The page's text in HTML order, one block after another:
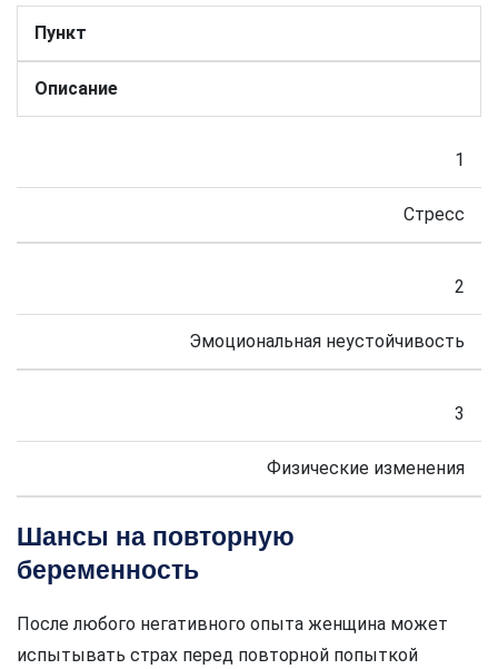
Пункт
Описание
1
Стресс
2
Эмоциональная неустойчивость
3
Физические изменения
Шансы на повторную
беременность
После любого негативного опыта женщина может
испытывать страх перед повторной попыткой